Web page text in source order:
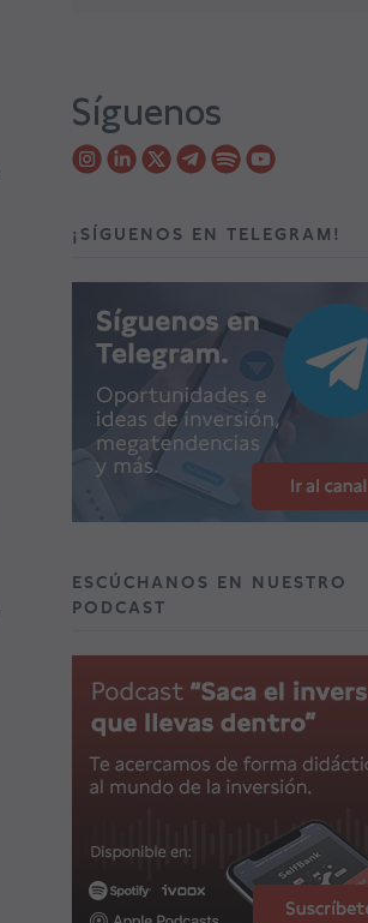
Síguenos
¡SÍGUENOS EN TELEGRAM!
ESCÚCHANOS EN NUESTRO
PODCAST